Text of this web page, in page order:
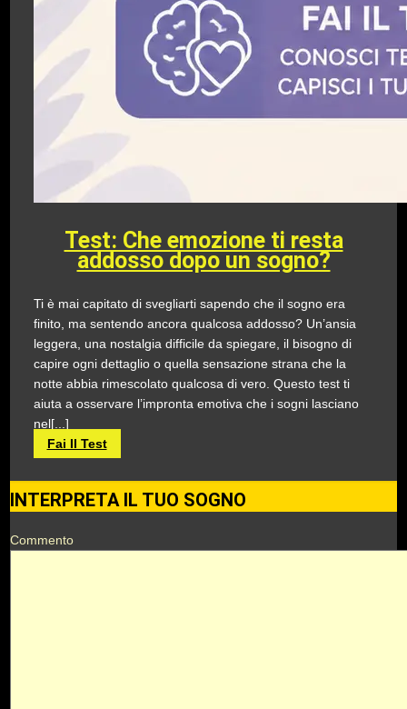
Test: Che emozione ti resta
addosso dopo un sogno?
Ti è mai capitato di svegliarti sapendo che il sogno era
finito, ma sentendo ancora qualcosa addosso? Un’ansia
leggera, una nostalgia difficile da spiegare, il bisogno di
capire ogni dettaglio o quella sensazione strana che la
notte abbia rimescolato qualcosa di vero. Questo test ti
aiuta a osservare l’impronta emotiva che i sogni lasciano
nel[...]
Fai Il Test
INTERPRETA IL TUO SOGNO
Commento